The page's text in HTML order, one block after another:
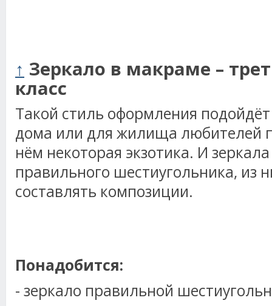
↑ Зеркало в макраме –
класс
Такой стиль оформления
дома или для жилища любителей
нём некоторая экзотика. И
правильного шестиугольника, из
составлять композиции.
Понадобится:
- зеркало правильной